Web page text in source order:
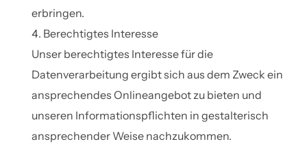
erbringen.
Berechtigtes Interesse
Unser berechtigtes Interesse für die
Datenverarbeitung ergibt sich aus dem Zweck ein
ansprechendes Onlineangebot zu bieten und
unseren Informationspflichten in gestalterisch
ansprechender Weise nachzukommen.